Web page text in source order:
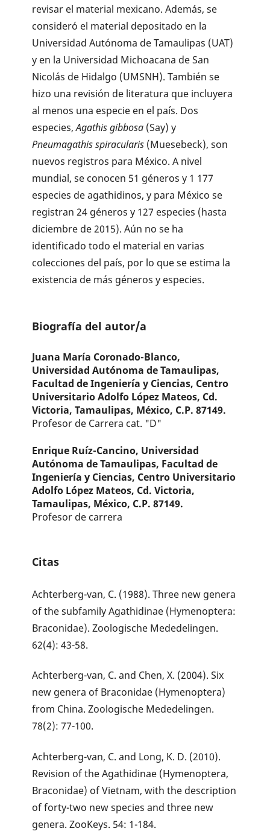
revisar el material mexicano. Además, se
consideró el material depositado en la
Universidad Autónoma de Tamaulipas (UAT)
y en la Universidad Michoacana de San
Nicolás de Hidalgo (UMSNH). También se
hizo una revisión de literatura que incluyera
al menos una especie en el país. Dos
especies,Agathis gibbosa (Say) y
Pneumagathis spiracularis (Muesebeck), son
nuevos registros para México. A nivel
mundial, se conocen 51 géneros y 1 177
especies de agathidinos, y para México se
registran 24 géneros y 127 especies (hasta
diciembre de 2015). Aún no se ha
identificado todo el material en varias
colecciones del país, por lo que se estima la
existencia de más géneros y especies.
Biografía del autor/a
Juana María Coronado-Blanco,
Universidad Autónoma de Tamaulipas,
Facultad de Ingeniería y Ciencias, Centro
Universitario Adolfo López Mateos, Cd.
Victoria, Tamaulipas, México, C.P. 87149.
Profesor de Carrera cat. "D"
Enrique Ruíz-Cancino, Universidad
Autónoma de Tamaulipas, Facultad de
Ingeniería y Ciencias, Centro Universitario
Adolfo López Mateos, Cd. Victoria,
Tamaulipas, México, C.P. 87149.
Profesor de carrera
Citas
Achterberg-van, C. (1988). Three new genera
of the subfamily Agathidinae (Hymenoptera:
Braconidae). Zoologische Mededelingen.
62(4): 43-58.
Achterberg-van, C. and Chen, X. (2004). Six
new genera of Braconidae (Hymenoptera)
from China. Zoologische Mededelingen.
78(2): 77-100.
Achterberg-van, C. and Long, K. D. (2010).
Revision of the Agathidinae (Hymenoptera,
Braconidae) of Vietnam, with the description
of forty-two new species and three new
genera. ZooKeys. 54: 1-184.